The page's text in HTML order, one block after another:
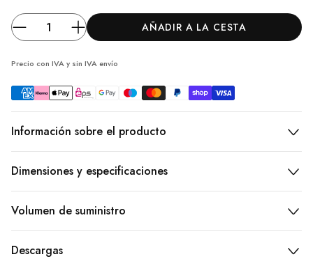
AÑADIR A LA CESTA
Precio con IVA y sin IVAenvío
Información sobre el producto
Dimensiones y especificaciones
Volumen de suministro
Descargas